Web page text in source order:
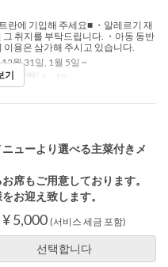
란에 기입해 주세요■ ・알레르기 재
취지를 부탁드립니다. ・아동 동반
용은 삼가해 주시고 있습니다.
월 31일, 1월 5일 ~
량 제한 1 ~ 10
기
ューより選べる主菜付きメ
席もご用意しております。
お迎え致します。
¥ 5,000 (서비스 세금 포함)
선택합니다